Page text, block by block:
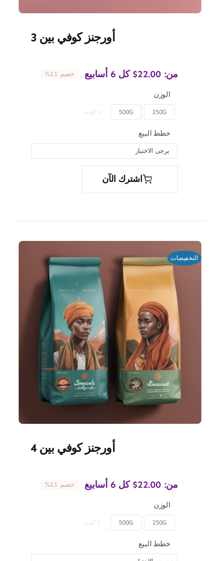
أورجنز كوفي بين 3
من: $22.00 كل 6 أسابيع خصم 11%
الوزن
250G
500G 1 كجم
خطط البيع

اشترك الآن
التخفيضات
أورجنز كوفي بين 4
من: $22.00 كل 6 أسابيع خصم 11%
الوزن
250G
500G 1 كجم
خطط البيع